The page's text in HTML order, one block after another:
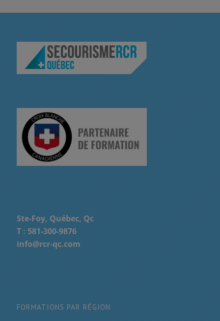
Ste-Foy, Québec, Qc
T : 581-300-9876
info@rcr-qc.com
FORMATIONS PAR RÉGION